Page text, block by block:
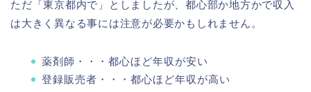
ただ「東京都内で」としましたが、都心部か地方かで収入
は大きく異なる事には注意が必要かもしれません。
薬剤師・・・都心ほど年収が安い
登録販売者・・・都心ほど年収が高い